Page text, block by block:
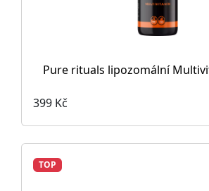
Pure rituals lipozomální
399 Kč
TOP